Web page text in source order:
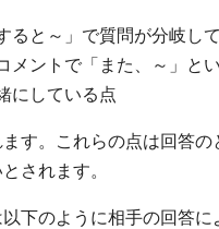
ると～」で質問が分岐し
メントで「また、～」と
にしている点
す。これらの点は回答の
されます。
下のように相手の回答に